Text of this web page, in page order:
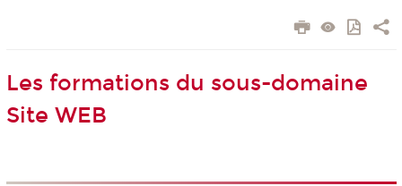
Les formations du sous-domaine
Site WEB